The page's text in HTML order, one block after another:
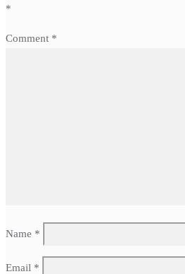
*
Comment *
Name *
Email *